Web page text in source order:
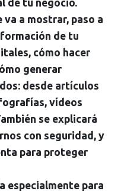
de tu negocio.
a mostrar, paso a
de tu
cómo hacer
generar
desde artículos
vídeos
se explicará
con seguridad, y
para proteger
especialmente para